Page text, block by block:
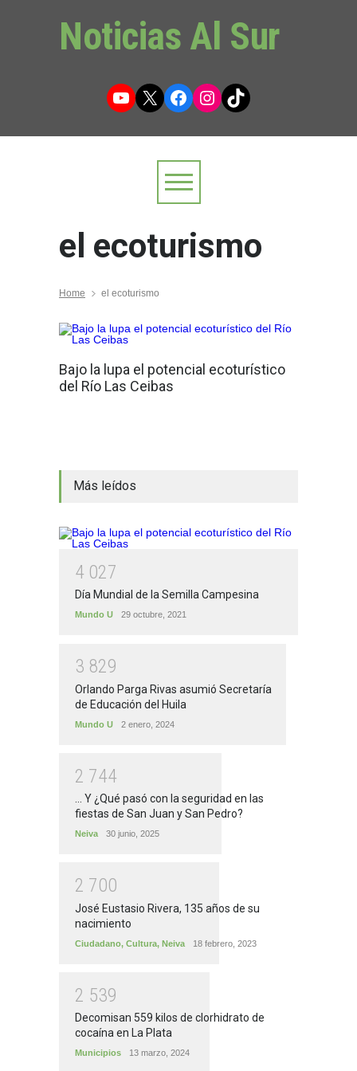
Noticias Al Sur
YouTube
X Facebook
Instagram
TikTok
el ecoturismo
Home el ecoturismo
Bajo la lupa el potencial ecoturístico
del Río Las Ceibas
Más leídos
4 027
Día Mundial de la Semilla Campesina
Mundo U 29 octubre, 2021
3 829
Orlando Parga Rivas asumió Secretaría
de Educación del Huila
Mundo U 2 enero, 2024
2 744
... Y ¿Qué pasó con la seguridad en las
fiestas de San Juan y San Pedro?
Neiva 30 junio, 2025
2 700
José Eustasio Rivera, 135 años de su
nacimiento
Ciudadano, Cultura, Neiva 18 febrero, 2023
2 539
Decomisan 559 kilos de clorhidrato de
cocaína en La Plata
Municipios 13 marzo, 2024